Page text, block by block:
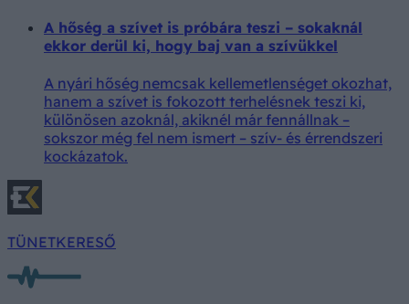
A hőség a szívet is próbára teszi – sokaknál
ekkor derül ki, hogy baj van a szívükkel
A nyári hőség nemcsak kellemetlenséget okozhat,
hanem a szívet is fokozott terhelésnek teszi ki,
különösen azoknál, akiknél már fennállnak –
sokszor még fel nem ismert – szív- és érrendszeri
kockázatok.
TÜNETKERESŐ